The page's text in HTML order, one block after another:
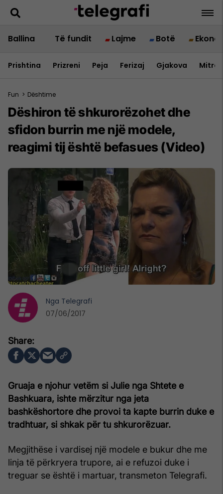
Ballina Të fundit Lajme Botë
Prishtina Prizreni Peja Ferizaj Gjakova
Fun > Dështime
Dëshiron të shkurorëzohet dhe
sfidon burrin me një modele,
reagimi tij është befasues (Video)
Gruaja e njohur vetëm si Julie nga Shtete e
Bashkuara, ishte mërzitur nga jeta
bashkëshortore dhe provoi ta kapte burrin duke e
tradhtuar, si shkak për tu shkurorëzuar.
Megjithëse i vardisej një modele e bukur dhe me
linja të përkryera trupore, ai e refuzoi duke i
treguar se është i martuar, transmeton Telegrafi.
Nga Telegrafi
07/06/2017